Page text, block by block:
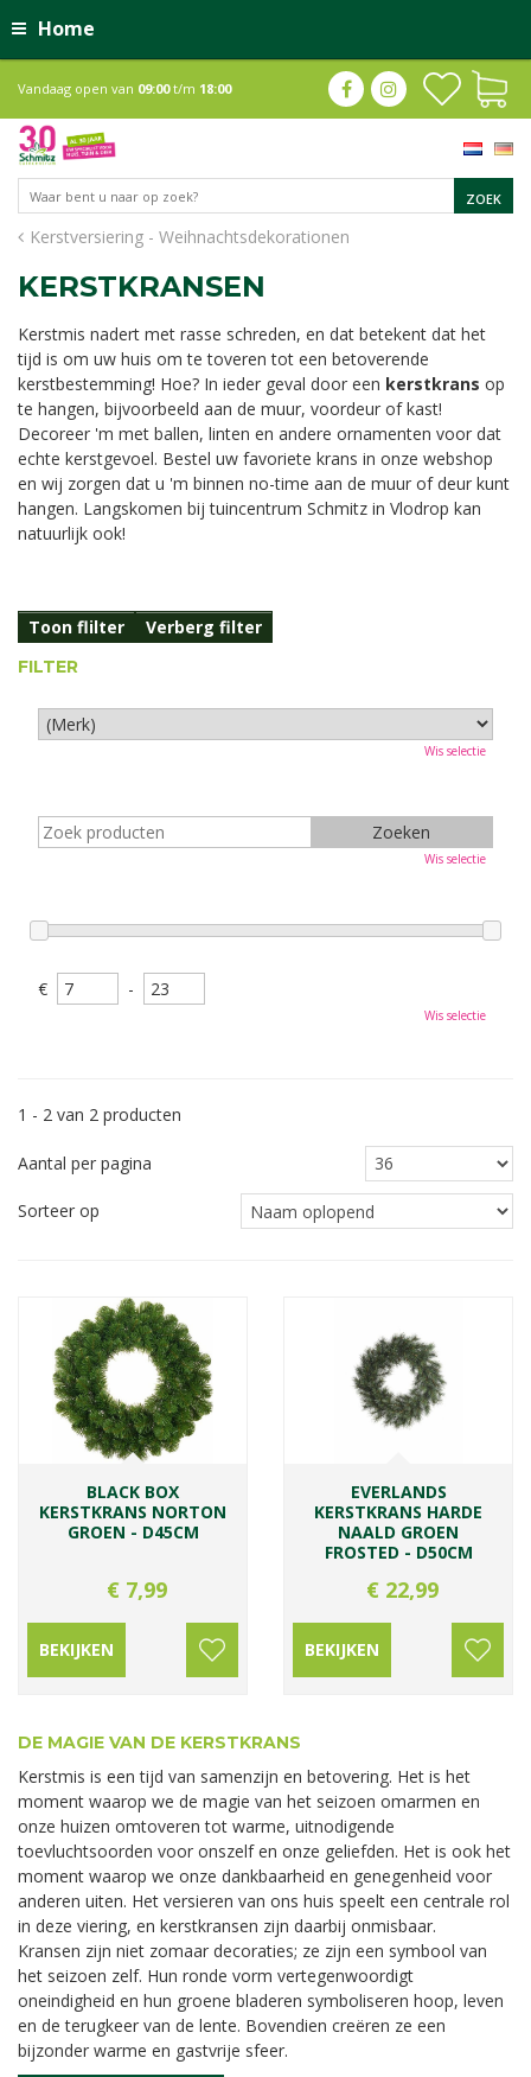
Home
Kerstversiering - Weihnachtsdekorationen
Vandaag open van 09:00t/m 18:00
KERSTKRANSEN
Kerstmis nadert met rasse schreden, en dat betekent dat het
tijd is om uw huis om te toveren tot een betoverende
kerstbestemming! Hoe? In ieder geval door een kerstkrans op
te hangen, bijvoorbeeld aan de muur, voordeur of kast!
Decoreer 'm met ballen, linten en andere ornamenten voor dat
echte kerstgevoel. Bestel uw favoriete krans in onze webshop
en wij zorgen dat u 'm binnen no-time aan de muur of deur kunt
hangen. Langskomen bij tuincentrum Schmitz in Vlodrop kan
natuurlijk ook!
Toon flilter Verberg filter
FILTER
Wis selectie
Wis selectie
€ -
Wis selectie
1 - 2 van 2 producten
Aantal per pagina
Sorteer op
BLACK BOX
KERSTKRANS NORTON
GROEN - D45CM
€ 7,99
BEKIJKEN
EVERLANDS
KERSTKRANS HARDE
NAALD GROEN
FROSTED - D50CM
€ 22,99
BEKIJKEN
DE MAGIE VAN DE KERSTKRANS
Kerstmis is een tijd van samenzijn en betovering. Het is het
moment waarop we de magie van het seizoen omarmen en
onze huizen omtoveren tot warme, uitnodigende
toevluchtsoorden voor onszelf en onze geliefden. Het is ook het
moment waarop we onze dankbaarheid en genegenheid voor
anderen uiten. Het versieren van ons huis speelt een centrale rol
in deze viering, en kerstkransen zijn daarbij onmisbaar.
Kransen zijn niet zomaar decoraties; ze zijn een symbool van
het seizoen zelf. Hun ronde vorm vertegenwoordigt
oneindigheid en hun groene bladeren symboliseren hoop, leven
en de terugkeer van de lente. Bovendien creëren ze een
bijzonder warme en gastvrije sfeer.